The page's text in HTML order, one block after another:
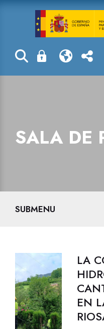
Sala
SALA DE
SUBMENU
LA
EN